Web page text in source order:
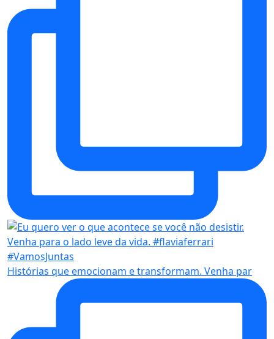
Histórias que emocionam e transformam. Venha par